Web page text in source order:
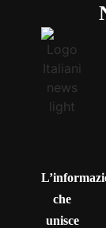
che
unisce